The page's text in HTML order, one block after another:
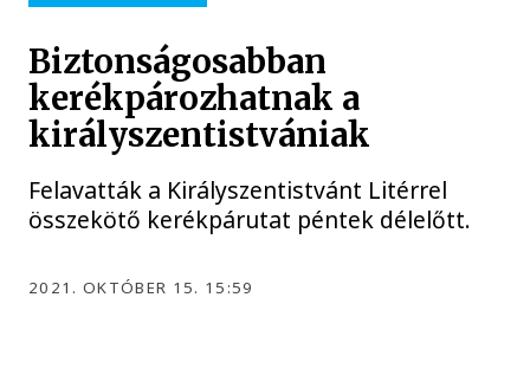
Biztonságosabban
kerékpározhatnak a
királyszentistvániak
Felavatták a Királyszentistvánt Litérrel
összekötő kerékpárutat péntek délelőtt.
2021. OKTÓBER 15. 15:59